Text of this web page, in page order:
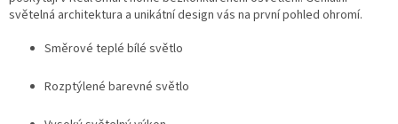
světelná architektura a unikátní design vás na první pohled ohromí.
Směrové teplé bílé světlo
Rozptýlené barevné světlo